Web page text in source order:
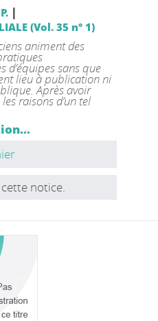
|
(Vol. 35 n° 1)
animent des
d’équipes sans que
lieu à publication ni
Après avoir
raisons d’un tel
notice.